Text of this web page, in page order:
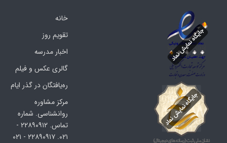
خانه
تقویم روز
اخبار مدرسه
گالری عکس و فیلم
ره‌یافتگان در گذر ایام
مرکز مشاوره
روانشناسی. شماره
تماس. ۲۲۸۹۰۹۱۲ -
۰۲۱. ۲۲۸۹۰۹۱۷ - ۰۲۱